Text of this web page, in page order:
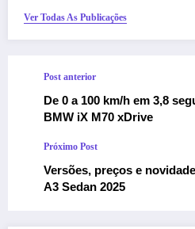
Ver Todas As Publicações
Post anterior
De 0 a 100 km/h em 3,8
BMW iX M70 xDrive
Próximo Post
Versões, preços e
A3 Sedan 2025